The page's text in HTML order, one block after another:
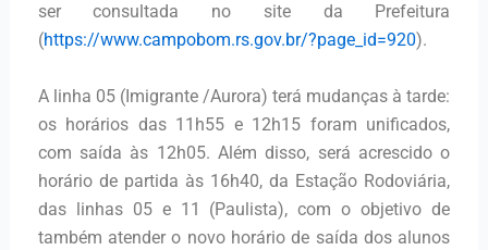
ser consultada no site da Prefeitura
(https://www.campobom.rs.gov.br/?page_id=920).
A linha 05 (Imigrante /Aurora) terá mudanças à tarde:
os horários das 11h55 e 12h15 foram unificados,
com saída às 12h05. Além disso, será acrescido o
horário de partida às 16h40, da Estação Rodoviária,
das linhas 05 e 11 (Paulista), com o objetivo de
também atender o novo horário de saída dos alunos